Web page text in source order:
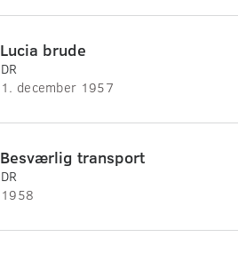
Lucia brude
DR
1. december 1957
Besværlig transport
DR
1958